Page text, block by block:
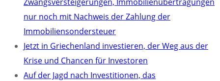
nur noch mit Nachweis der Zahlung der
Immobiliensondersteuer
Jetzt in Griechenland investieren, der Weg aus der
Krise und Chancen für Investoren
Auf der Jagd nach Investitionen, das